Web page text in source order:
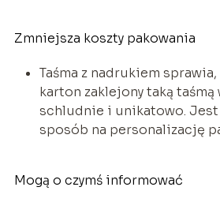
Zmniejsza koszty pakowania
Taśma z nadrukiem sprawia,
karton zaklejony taką taśmą
schludnie i unikatowo.
sposób na personalizację
Mogą o czymś informować